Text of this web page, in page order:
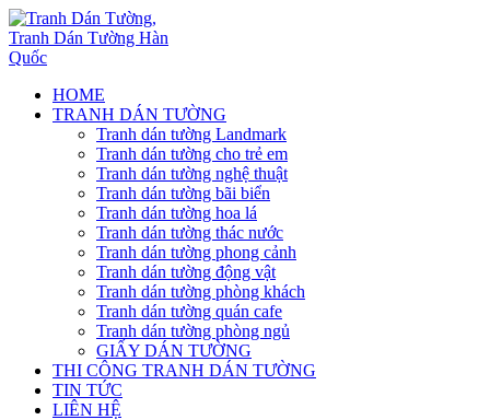
HOME
TRANH DÁN TƯỜNG
Tranh dán tường Landmark
Tranh dán tường cho trẻ em
Tranh dán tường nghệ thuật
Tranh dán tường bãi biển
Tranh dán tường hoa lá
Tranh dán tường thác nước
Tranh dán tường phong cảnh
Tranh dán tường động vật
Tranh dán tường phòng khách
Tranh dán tường quán cafe
Tranh dán tường phòng ngủ
GIẤY DÁN TƯỜNG
THI CÔNG TRANH DÁN TƯỜNG
TIN TỨC
LIÊN HỆ